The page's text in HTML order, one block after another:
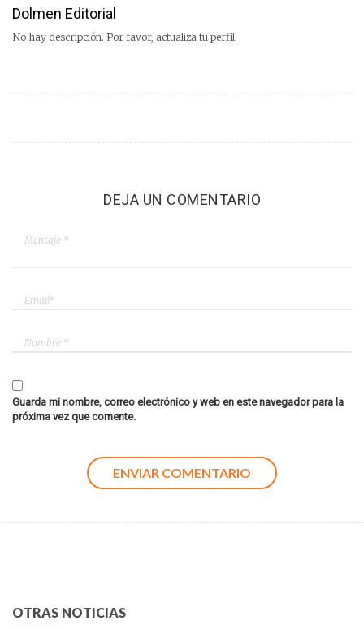
Dolmen Editorial
No hay descripción. Por favor, actualiza tu perfil.
DEJA UN COMENTARIO
Guarda mi nombre, correo electrónico y web en este navegador para la
próxima vez que comente.
OTRAS NOTICIAS